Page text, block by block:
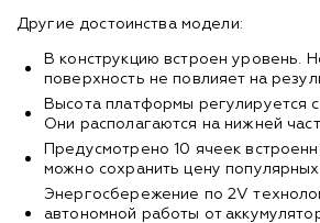
Другие достоинства модели:
В конструкцию встроен уровень.
поверхность не повлияет на
Высота платформы регулируется
Они располагаются на нижней
Предусмотрено 10 ячеек
можно сохранить цену
Энергосбережение по 2V
автономной работы от